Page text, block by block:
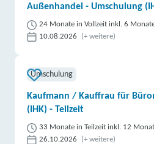
Außenhandel - Umschulung
24 Monate in Vollzeit inkl. 6
10.08.2026
(+ weitere)
Umschulung
Kaufmann / Kauffrau für
(IHK) - Teilzeit
33 Monate in Teilzeit inkl. 12
26.10.2026
(+ weitere)